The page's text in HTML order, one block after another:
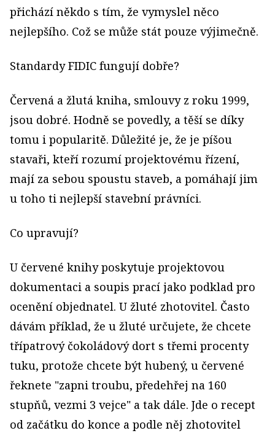
přichází někdo s tím, že vymyslel něco
nejlepšího. Což se může stát pouze výjimečně.
Standardy FIDIC fungují dobře?
Červená a žlutá kniha, smlouvy z roku 1999,
jsou dobré. Hodně se povedly, a těší se díky
tomu i popularitě. Důležité je, že je píšou
stavaři, kteří rozumí projektovému řízení,
mají za sebou spoustu staveb, a pomáhají jim
u toho ti nejlepší stavební právníci.
Co upravují?
U červené knihy poskytuje projektovou
dokumentaci a soupis prací jako podklad pro
ocenění objednatel. U žluté zhotovitel. Často
dávám příklad, že u žluté určujete, že chcete
třípatrový čokoládový dort s třemi procenty
tuku, protože chcete být hubený, u červené
řeknete "zapni troubu, předehřej na 160
stupňů, vezmi 3 vejce" a tak dále. Jde o recept
od začátku do konce a podle něj zhotovitel